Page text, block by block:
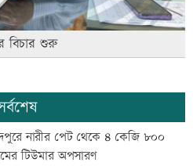
বিচার শুরু
নারীর পেট থেকে ৪ কেজি ৮০০
টিউমার অপসারণ